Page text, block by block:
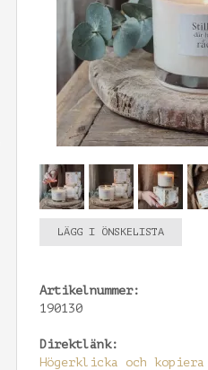
LÄGG I ÖNSKELISTA
Artikelnummer:
190130
Direktlänk:
Högerklicka och kopiera